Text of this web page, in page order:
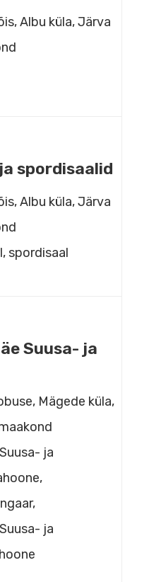
Albu küla, Järva
spordisaalid
Albu küla, Järva
spordisaal
Suusa- ja
Mägede küla,
ja
ja